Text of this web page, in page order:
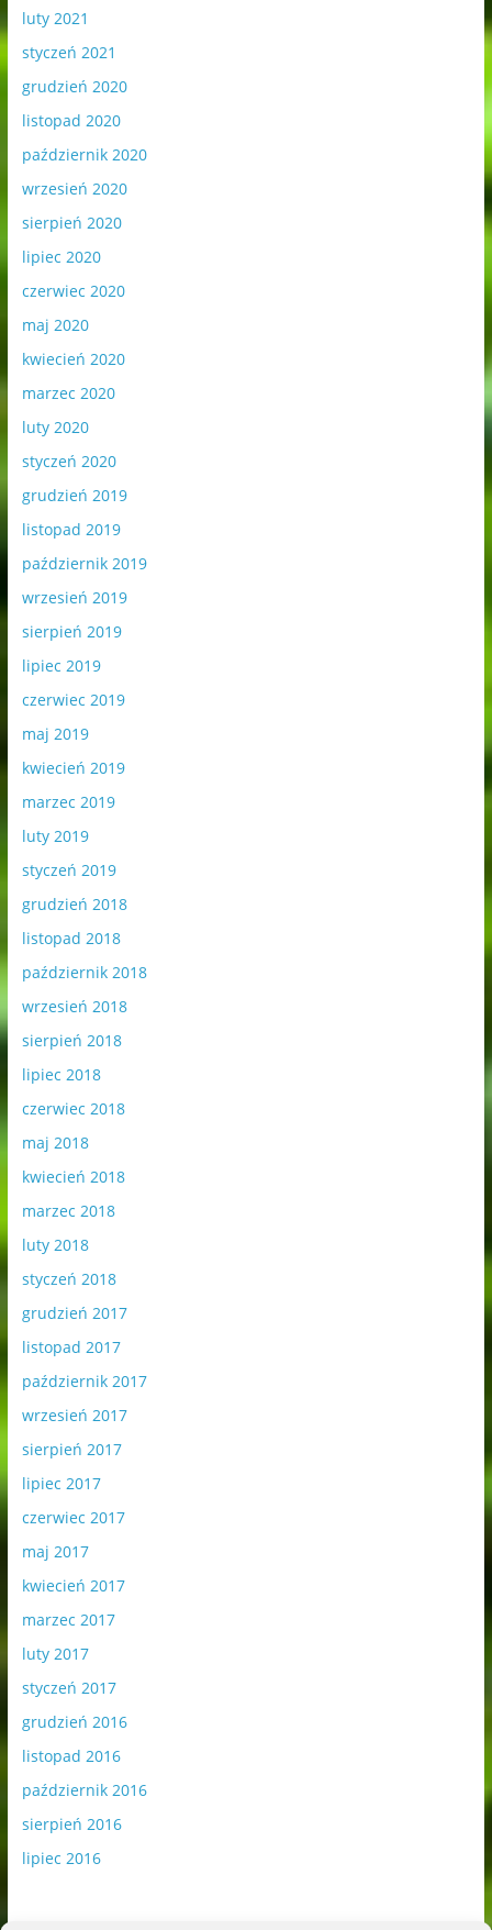
luty 2021
styczeń 2021
grudzień 2020
listopad 2020
październik 2020
wrzesień 2020
sierpień 2020
lipiec 2020
czerwiec 2020
maj 2020
kwiecień 2020
marzec 2020
luty 2020
styczeń 2020
grudzień 2019
listopad 2019
październik 2019
wrzesień 2019
sierpień 2019
lipiec 2019
czerwiec 2019
maj 2019
kwiecień 2019
marzec 2019
luty 2019
styczeń 2019
grudzień 2018
listopad 2018
październik 2018
wrzesień 2018
sierpień 2018
lipiec 2018
czerwiec 2018
maj 2018
kwiecień 2018
marzec 2018
luty 2018
styczeń 2018
grudzień 2017
listopad 2017
październik 2017
wrzesień 2017
sierpień 2017
lipiec 2017
czerwiec 2017
maj 2017
kwiecień 2017
marzec 2017
luty 2017
styczeń 2017
grudzień 2016
listopad 2016
październik 2016
sierpień 2016
lipiec 2016